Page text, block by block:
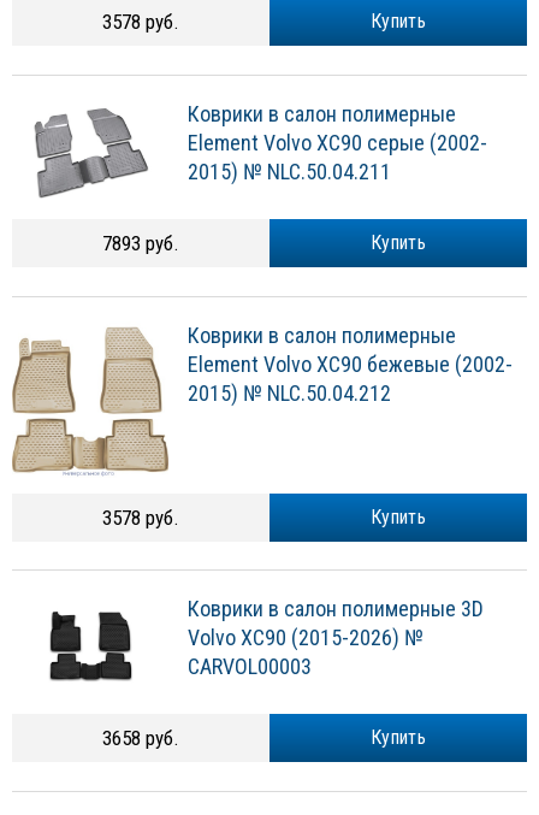
Купить
3578 руб.
Коврики в салон полимерные
Element Volvo XC90 серые (2002-
2015) № NLC.50.04.211
Купить
7893 руб.
Коврики в салон полимерные
Element Volvo XC90 бежевые (2002-
2015) № NLC.50.04.212
Купить
3578 руб.
Коврики в салон полимерные 3D
Volvo XC90 (2015-2026) №
CARVOL00003
Купить
3658 руб.